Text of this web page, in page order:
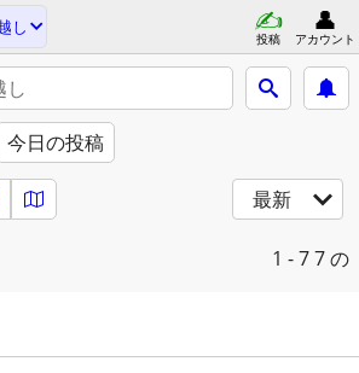
し
投稿 アカウント
今日の投稿
最新
1 - 77 の